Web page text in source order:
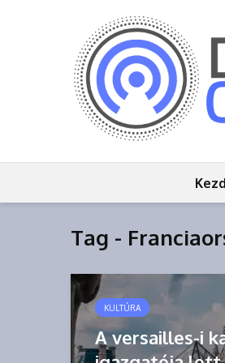
Tag -
KULTÚRA
A versailles-i